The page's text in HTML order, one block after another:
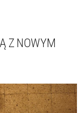
Z NOWYM